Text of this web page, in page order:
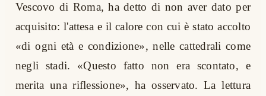
Vescovo di Roma, ha detto di non aver dato per
acquisito: l'attesa e il calore con cui è stato accolto
«di ogni età e condizione», nelle cattedrali come
negli stadi. «Questo fatto non era scontato, e
merita una riflessione», ha osservato. La lettura